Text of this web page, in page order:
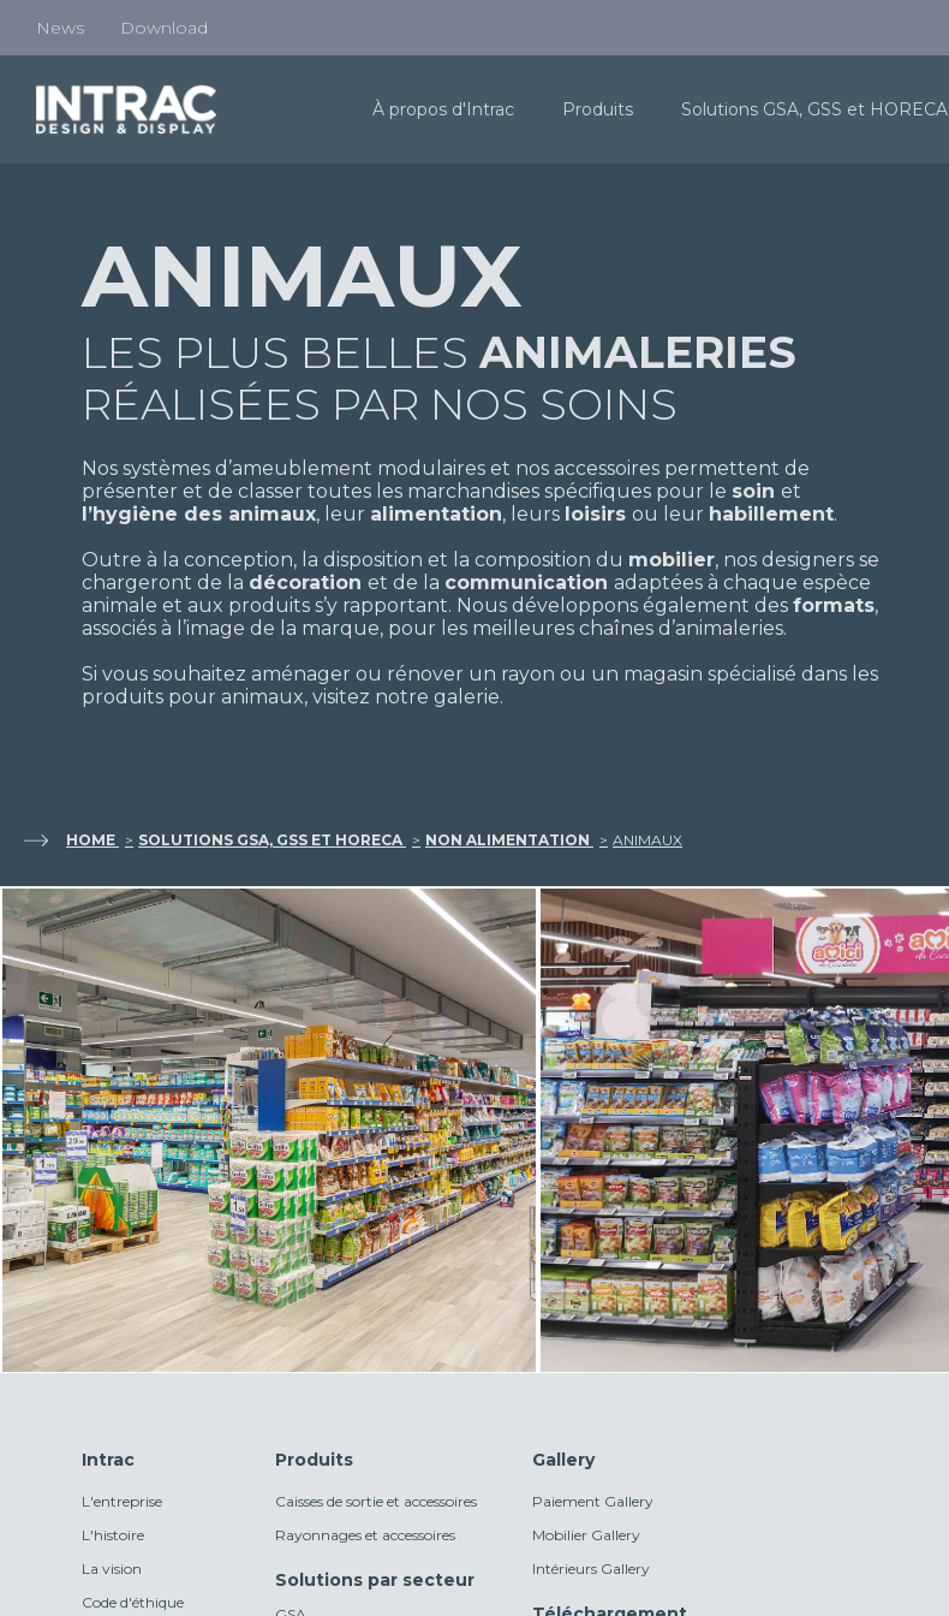
News Download
À propos d'Intrac Produits Solutions GSA, GSS et HORECA
ANIMAUX
LES PLUS BELLES ANIMALERIES
RÉALISÉES PAR NOS SOINS
Nos systèmes d’ameublement modulaires et nos accessoires permettent de
présenter et de classer toutes les marchandises spécifiques pour le soin et
l’hygiène des animaux, leur alimentation, leurs loisirs ou leur habillement.
Outre à la conception, la disposition et la composition du mobilier, nos designers se
chargeront de la décoration et de la communication adaptées à chaque espèce
animale et aux produits s’y rapportant. Nous développons également des formats,
associés à l’image de la marque, pour les meilleures chaînes d’animaleries.
Si vous souhaitez aménager ou rénover un rayon ou un magasin spécialisé dans les
produits pour animaux, visitez notre galerie.
HOME SOLUTIONS GSA, GSS ET HORECA NON ALIMENTATION ANIMAUX
Intrac
L'entreprise
L'histoire
La vision
Code d'éthique
Produits
Caisses de sortie et accessoires
Rayonnages et accessoires
Solutions par secteur
Gallery
Paiement Gallery
Mobilier Gallery
Intérieurs Gallery